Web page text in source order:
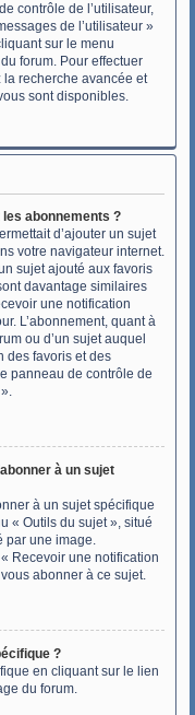
contrôle de l’utilisateur,
de l’utilisateur »
sur le menu
forum. Pour effectuer
recherche avancée et
sont disponibles.
abonnements ?
d’ajouter un sujet
votre navigateur internet.
sujet ajouté aux favoris
davantage similaires
une notification
L’abonnement, quant à
ou d’un sujet auquel
des favoris et des
panneau de contrôle de
à un sujet
à un sujet spécifique
« Outils du sujet », situé
par une image.
Recevoir une notification
abonner à ce sujet.
?
en cliquant sur le lien
du forum.